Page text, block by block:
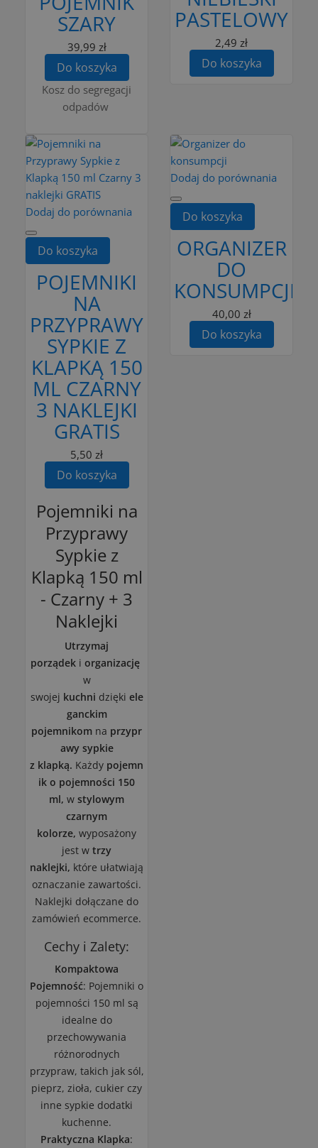
SZARY
39,99 zł
Do koszyka
Kosz do segregacji
odpadów
PASTELOWY
2,49 zł
Do koszyka
Dodaj do porównania
Do koszyka
POJEMNIKI
NA
PRZYPRAWY
SYPKIE Z
KLAPKĄ 150
ML CZARNY
3 NAKLEJKI
GRATIS
5,50 zł
Do koszyka
Pojemniki na
Przyprawy
Sypkie z
Klapką 150 ml
- Czarny + 3
Naklejki
Utrzymaj
porządek i organizację
w
swojej kuchni dzięki ele
ganckim
pojemnikom na przypr
awy sypkie
z klapką. Każdy pojemn
ik o pojemności 150
ml, w stylowym
czarnym
kolorze, wyposażony
jest w trzy
naklejki, które ułatwiają
oznaczanie zawartości.
Naklejki dołączane do
zamówień ecommerce.
Cechy i Zalety:
Kompaktowa
Pojemność: Pojemniki o
pojemności 150 ml są
idealne do
przechowywania
różnorodnych
przypraw, takich jak sól,
pieprz, zioła, cukier czy
inne sypkie dodatki
kuchenne.
Praktyczna Klapka:
Dodaj do porównania
Do koszyka
ORGANIZER
DO
KONSUMPCJI
40,00 zł
Do koszyka